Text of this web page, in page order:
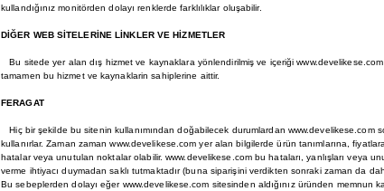
kullandığınız monitörden dolayı renklerde farklılıklar oluşabilir.
DİĞER WEB SİTELERİNE LİNKLER VE HİZMETLER
Bu sitede yer alan dış hizmet ve kaynaklara yönlendirilmiş ve içeriği
tamamen bu hizmet ve kaynaklarin sahiplerine aittir.
FERAGAT
Hiç bir şekilde bu sitenin kullanımından doğabilecek durumlardan www.develikese.com
kullanırlar. Zaman zaman www.develikese.com yer alan bilgilerde ürün tanımlarına,
hatalar veya unutulan noktalar olabilir. www.develikese.com bu hataları, yanlışları veya
verme ihtiyacı duymadan saklı tutmaktadır (buna siparişini verdikten sonraki zaman da
Bu sebeplerden dolayı eğer www.develikese.com sitesinden aldığınız üründen memnun